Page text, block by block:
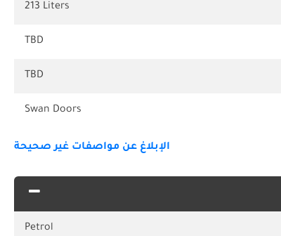
213 Liters
TBD
TBD
Swan Doors
الإبلاغ عن مواصفات غير صحيحة
Petrol